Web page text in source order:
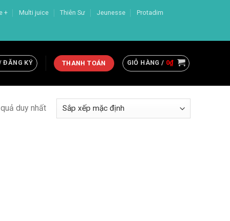
+ Multi juice Thiên Sư Jeunesse
Protadim
ĐĂNG KÝ THANH TOÁN GIỎ HÀNG / 0₫
duy nhất